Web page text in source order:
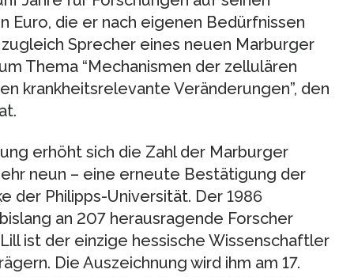
Euro, die er nach eigenen Bedürfnissen
Sprecher eines neuen Marburger
Thema “Mechanismen der zellulären
krankheitsrelevante Veränderungen”, den
erhöht sich die Zahl der Marburger
neun – eine erneute Bestätigung der
der Philipps-Universität. Der 1986
an 207 herausragende Forscher
ist der einzige hessische Wissenschaftler
Die Auszeichnung wird ihm am 17.